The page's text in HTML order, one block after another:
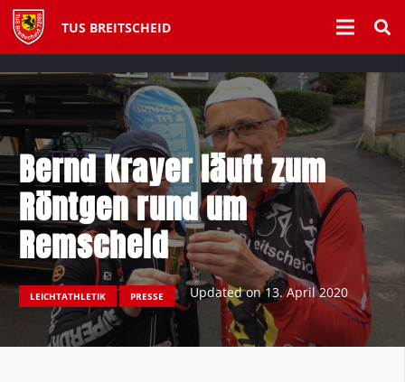
TUS BREITSCHEID
Bernd Krayer läuft zum
Röntgen rund um
Remscheid
LEICHTATHLETIK PRESSE Updated on13. April 2020